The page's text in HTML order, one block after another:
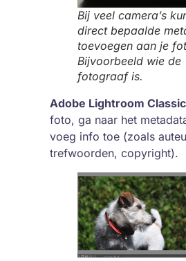
Bij veel camera’s
direct bepaalde
toevoegen aan je
Bijvoorbeeld wie de
fotograaf is.
Adobe Lightroom
foto, ga naar het
voeg info toe (zoals
trefwoorden, copyright).